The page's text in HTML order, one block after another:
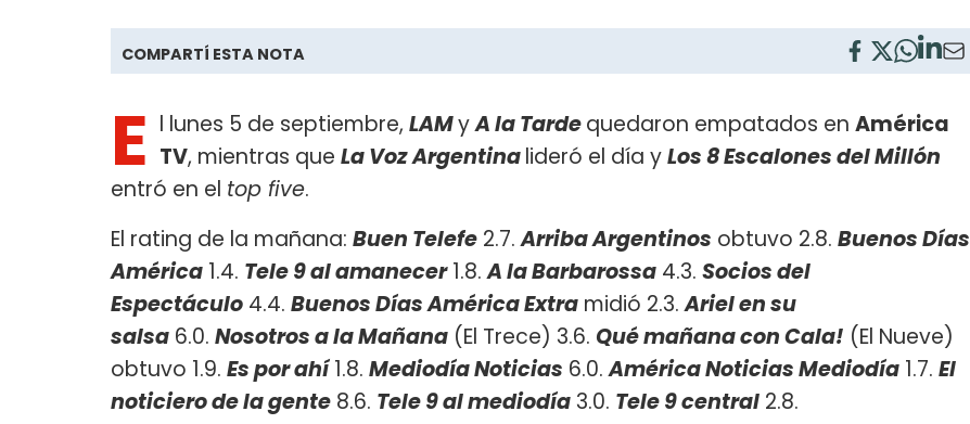
COMPARTÍ ESTA NOTA
E l lunes 5 de septiembre, LAMyA la Tardequedaron empatados en América
TV, mientras que La Voz Argentinalideró el día yLos 8 Escalones del Millón
entró en el top five.
El rating de la mañana: Buen Telefe 2.7.Arriba Argentinos obtuvo 2.8. Buenos Días
América 1.4. Tele 9 al amanecer1.8.A la Barbarossa 4.3. Socios del
Espectáculo 4.4. Buenos Días América Extra midió 2.3.Ariel en su
salsa 6.0. Nosotros a la Mañana (El Trece) 3.6. Qué mañana con Cala! (El Nueve)
obtuvo 1.9. Es por ahí1.8. Mediodía Noticias 6.0.América Noticias Mediodía 1.7. El
noticiero de la gente 8.6. Tele 9 al mediodía 3.0. Tele 9 central 2.8.